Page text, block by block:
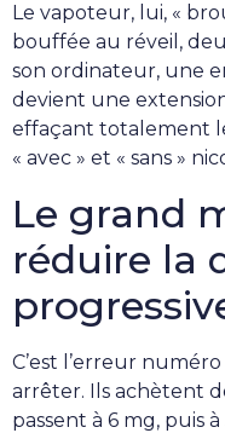
Le vapoteur, lui, «
bouffée au réveil,
son ordinateur, une
devient une
effaçant totalement
« avec » et « sans »
Le grand
réduire la
C’est l’erreur
arrêter. Ils achètent
passent à 6 mg, puis